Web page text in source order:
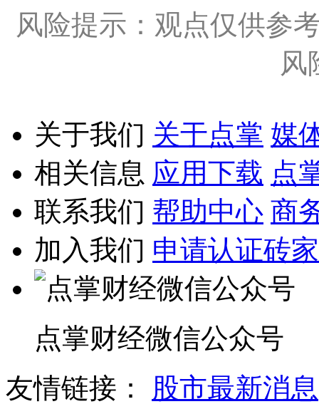
风险提示：观点仅供参
风
关于我们 关于点掌 媒
相关信息 应用下载 点
联系我们 帮助中心 商
加入我们 申请认证砖家
点掌财经微信公众号
友情链接：
股市最新消息